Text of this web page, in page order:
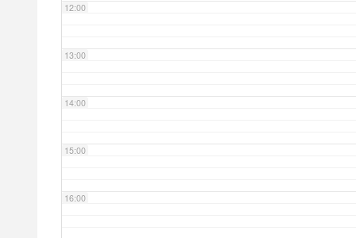
12:00
13:00
14:00
15:00
16:00